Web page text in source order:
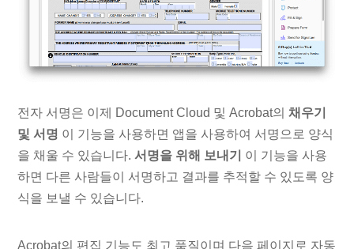
전자 서명은 이제 Document Cloud 및 Acrobat의채우기
및 서명 이 기능을 사용하면 앱을 사용하여 서명으로 양식
을 채울 수 있습니다.서명을 위해 보내기
이 기능을 사용
하면 다른 사람들이 서명하고 결과를 추적할 수 있도록 양
식을 보낼 수 있습니다.
Acrobat의 편집 기능도 최고 품질이며 다음 페이지로 자동